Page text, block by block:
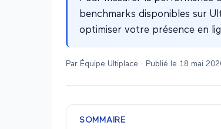
benchmarks disponibles sur
optimiser votre présence en
Par Équipe Ultiplace · Publié le 18 mai
SOMMAIRE